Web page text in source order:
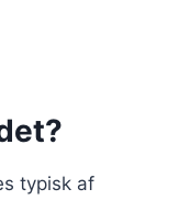
typisk af